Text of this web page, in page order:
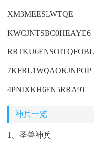
XM3MEESLWTQE
KWCJNTSBC0HEAYE6
RRTKU6ENSOITQFOBL
7KFRL1WQAOKJNPOP
4PNIXKH6FN5RRA9T
神兵一览
1、圣兽神兵